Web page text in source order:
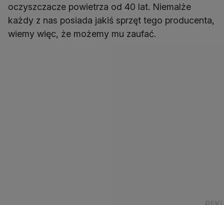
oczyszczacze powietrza od 40 lat. Niemalże
każdy z nas posiada jakiś sprzęt tego producenta,
wiemy więc, że możemy mu zaufać.